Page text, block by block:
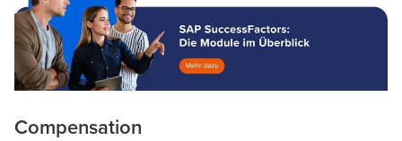
Compensation